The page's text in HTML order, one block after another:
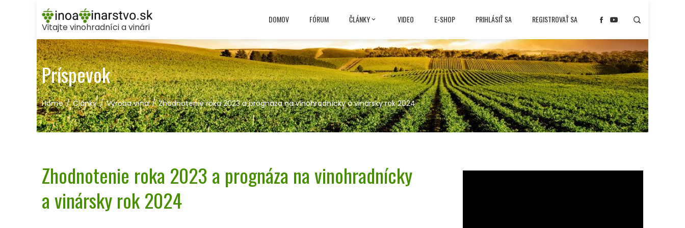
Skip
to
content
Vitajte vinohradníci a vinári
DOMOV FÓRUM ČLÁNKY VIDEO E-SHOP PRIHLÁSIŤ SA REGISTROVAŤ SA
Príspevok
Home Články Výroba vína Zhodnotenie roka 2023 a prognáza na vinohradnícky a vinársky rok 2024
Zhodnotenie roka 2023 a prognáza na vinohradnícky
a vinársky rok 2024